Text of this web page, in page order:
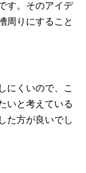
す。そのアイデ
周りにすること
にくいので、こ
いと考えている
た方が良いでし